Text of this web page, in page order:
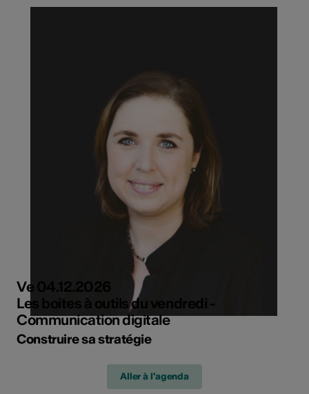
Ve 04.12.2026
Les boites à outils du vendredi -
Communication digitale
Construire sa stratégie
Aller à l'agenda